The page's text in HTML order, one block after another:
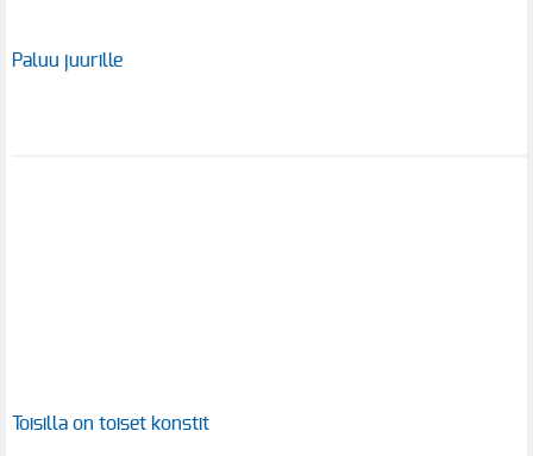
Paluu juurille
Toisilla on toiset konstit